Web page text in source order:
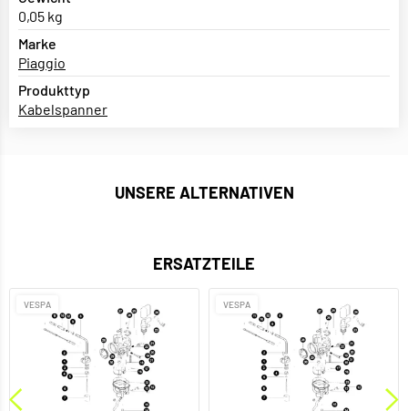
0,05 kg
Marke
Piaggio
Produkttyp
Kabelspanner
UNSERE ALTERNATIVEN
ERSATZTEILE
VESPA VESPA